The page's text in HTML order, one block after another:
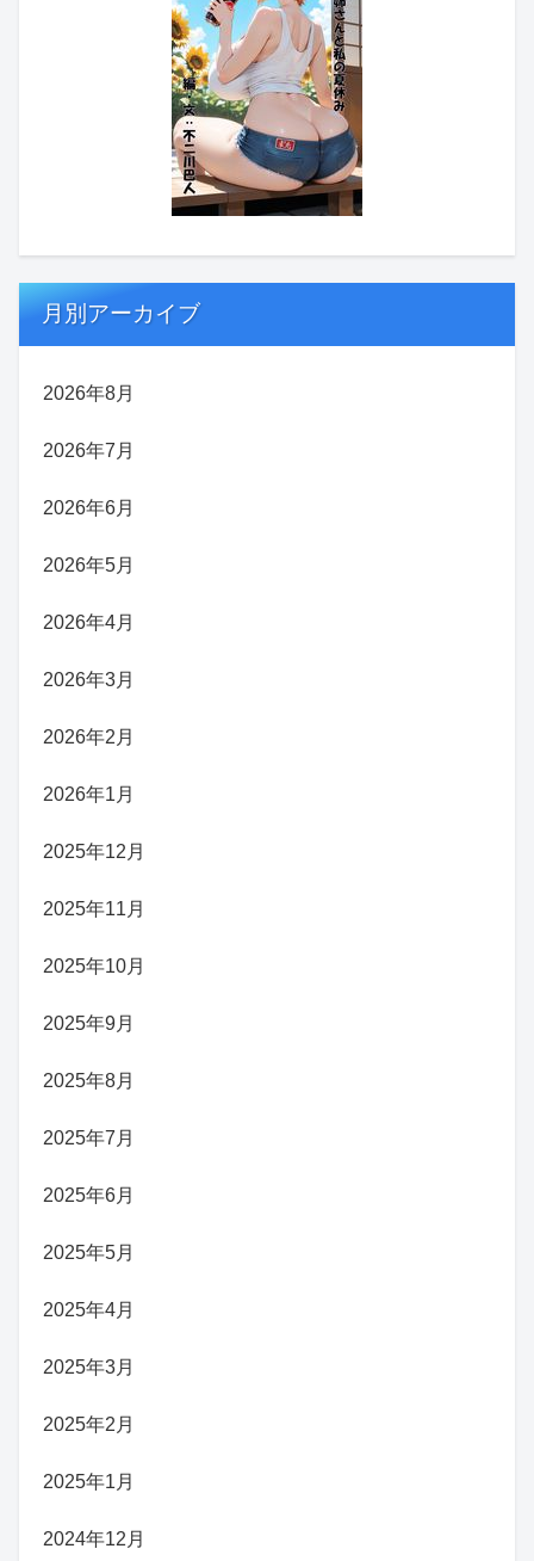
月別アーカイブ
2026年8月
2026年7月
2026年6月
2026年5月
2026年4月
2026年3月
2026年2月
2026年1月
2025年12月
2025年11月
2025年10月
2025年9月
2025年8月
2025年7月
2025年6月
2025年5月
2025年4月
2025年3月
2025年2月
2025年1月
2024年12月